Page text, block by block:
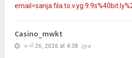
Casino_mwkt
မတ် 26, 2026 at 4:38 ညနေ